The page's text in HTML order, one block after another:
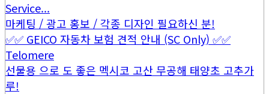
Service...
마케팅 / 광고 홍보 / 각종 디자인 필요하신 분!
✅✅ GEICO 자동차 보험 견적 안내 (SC Only) ✅✅
Telomere
선물용 으로 도 좋은 멕시코 고산 무공해 태양초 고추가
루!